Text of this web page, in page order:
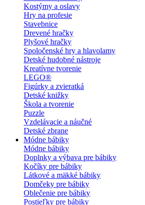
Kostýmy a oslavy
Hry na profesie
Stavebnice
Drevené hračky
Plyšové hračky
Spoločenské hry a hlavolamy
Detské hudobné nástroje
Kreatívne tvorenie
LEGO®
Figúrky a zvieratká
Detské knižky
Škola a tvorenie
Puzzle
Vzdelávacie a náučné
Detské zbrane
Módne bábiky
Módne bábiky
Doplnky a výbava pre bábiky
Kočíky pre bábiky
Látkové a mäkké bábiky
Domčeky pre bábiky
Oblečenie pre bábiky
Postieľky pre bábiky